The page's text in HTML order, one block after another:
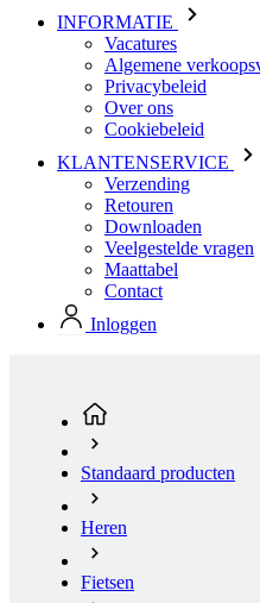
INFORMATIE
Vacatures
Algemene
Privacybeleid
Over ons
Cookiebeleid
KLANTENSERVICE
Verzending
Retouren
Downloaden
Veelgestelde vragen
Maattabel
Contact
Inloggen
Standaard producten
Heren
Fietsen